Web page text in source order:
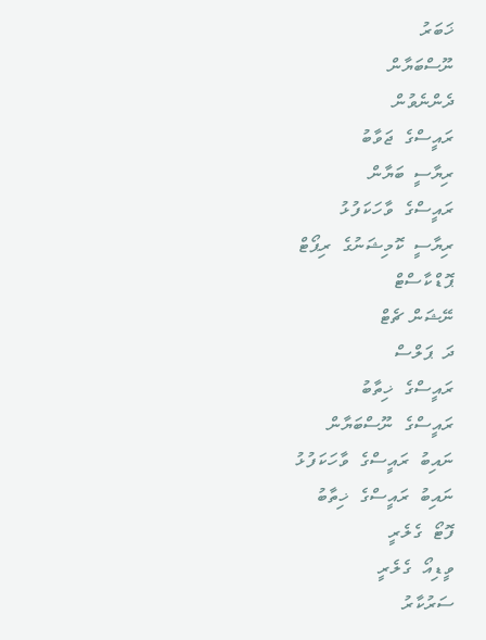
ޚަބަރު
ނޫސްބަޔާން
ދެންނެވުން
ރައީސްގެ ޖަވާބު
ރިޔާސީ ބަޔާން
ރައީސްގެ ވާހަކަފުޅު
ރިޔާސީ ކޮމިޝަނުގެ ރިޕޯޓް
ޕޮޑްކާސްޓް
ނޭޝަން ޗެޓް
ދަ ޕަލްސް
ރައީސްގެ ޚިތާބު
ރައީސްގެ ނޫސްބަޔާން
ނައިބު ރައީސްގެ ވާހަކަފުޅު
ނައިބު ރައީސްގެ ޚިތާބު
ފޮޓޯ ގެލެރީ
ވީޑިއޯ ގެލެރީ
ސަރުކާރު